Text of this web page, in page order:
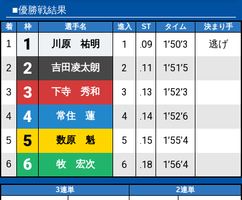
■優勝戦結果
着 枠 選手名 進入 ST タイム 決まり手
1 1 川原 祐明 1 .09 1’50’3 逃げ
2 2 吉田凌太朗 2 .11 1’51’5
3 3 下寺 秀和 3 .13 1’52’3
4 4 常住 蓮 4 .14 1’52’6
5 5 数原 魁 5 .15 1’55’4
6 6 牧 宏次 6 .18 1’56’4
3連単 2連単